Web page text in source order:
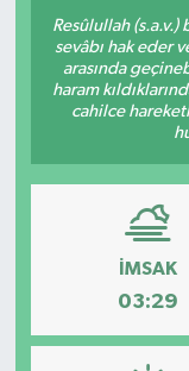
Resûlullah
sevâbı hak eder
arasında
haram
cahilce
İMSAK
03:29